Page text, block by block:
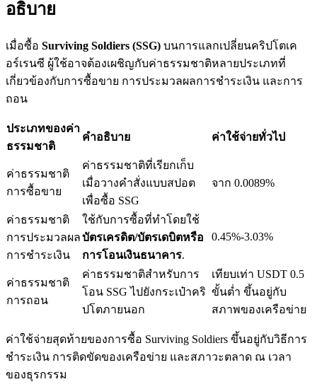
เงินกู้
ลงทุนอัตโนมัติ
คว้าผลกำไรระยะยาวและผลประโยชน์ที่ยืดหยุ่น
อธิบาย
เมื่อซื้อ Surviving Soldiers (SSG) บนการแลกเปลี่ยนคริปโตเค
อร์เรนซี ผู้ใช้อาจต้องเผชิญกับค่าธรรมชาติหลายประเภทที่
เกี่ยวข้องกับการซื้อขาย การประมวลผลการชำระเงิน และการ
ถอน
ประเภทของค่า
ธรรมชาติ
คำอธิบาย ค่าใช้จ่ายทั่วไป
ค่าธรรมชาติ
การซื้อขาย
ค่าธรรมชาติที่เรียกเก็บ
เมื่อวางคำสั่งแบบสปอต
เพื่อซื้อ SSG
จาก 0.0089%
ค่าธรรมชาติ
การประมวลผล
การชำระเงิน
ใช้กับการซื้อที่ทำโดยใช้
บัตรเครดิต/บัตรเดบิตหรือ
การโอนเงินธนาคาร.
0.45%-3.03%
ค่าธรรมชาติ
การถอน
ค่าธรรมชาติสำหรับการ
โอน SSG ไปยังกระเป๋าคริ
ปโตภายนอก
เทียบเท่า USDT 0.5
ขั้นต่ำ ขึ้นอยู่กับ
สภาพของเครือข่าย
ค่าใช้จ่ายสุดท้ายของการซื้อ Surviving Soldiers ขึ้นอยู่กับวิธีการ
ชำระเงิน การติดขัดของเครือข่าย และสภาวะตลาด ณ เวลา
ของธุรกรรม